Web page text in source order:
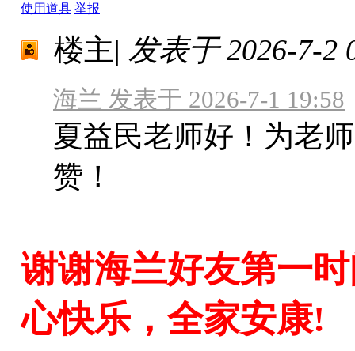
使用道具 举报
楼主| 发表于 2026-7-2
海兰 发表于 2026-7-1 19:58
夏益民老师好！为老
赞！
谢谢海兰好友第一
心快乐，全家安康!